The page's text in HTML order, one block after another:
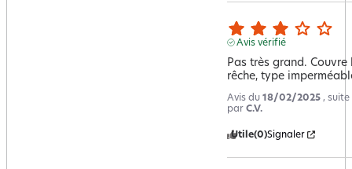
Avis vérifié
Pas très grand.
rêche, type
Avis du 18/02/2025 , suite
par C.V.
Utile(0)Signaler